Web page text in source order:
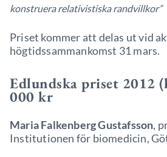
konstruera relativistiska randvillkor”
Priset kommer att delas ut vid
högtidssammankomst 31 mars.
Edlundska priset 2012
000 kr
Maria Falkenberg Gustafsson,
Institutionen för biomedicin,